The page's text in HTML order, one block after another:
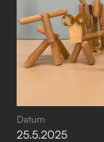
Datum
25.5.2025